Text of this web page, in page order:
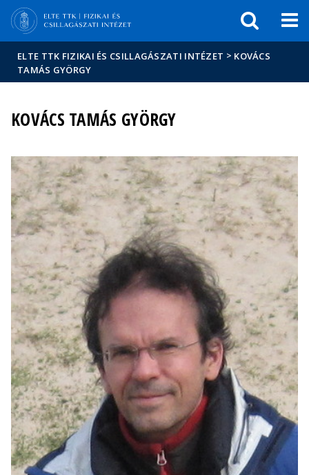
Események
sajtóban
ELTE TTK FIZIKAI ÉS CSILLAGÁSZATI INTÉZET > KOVÁCS
TAMÁS GYÖRGY
KOVÁCS TAMÁS GYÖRGY